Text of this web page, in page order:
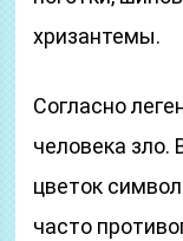
хризантемы.
Согласно
человека зло.
цветок
часто